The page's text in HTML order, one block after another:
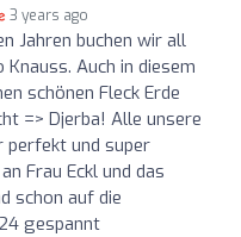
3 years ago
Jahren buchen wir all
Auch in diesem
schönen Fleck Erde
=> Djerba! Alle unsere
perfekt und super
Frau Eckl und das
schon auf die
gespannt